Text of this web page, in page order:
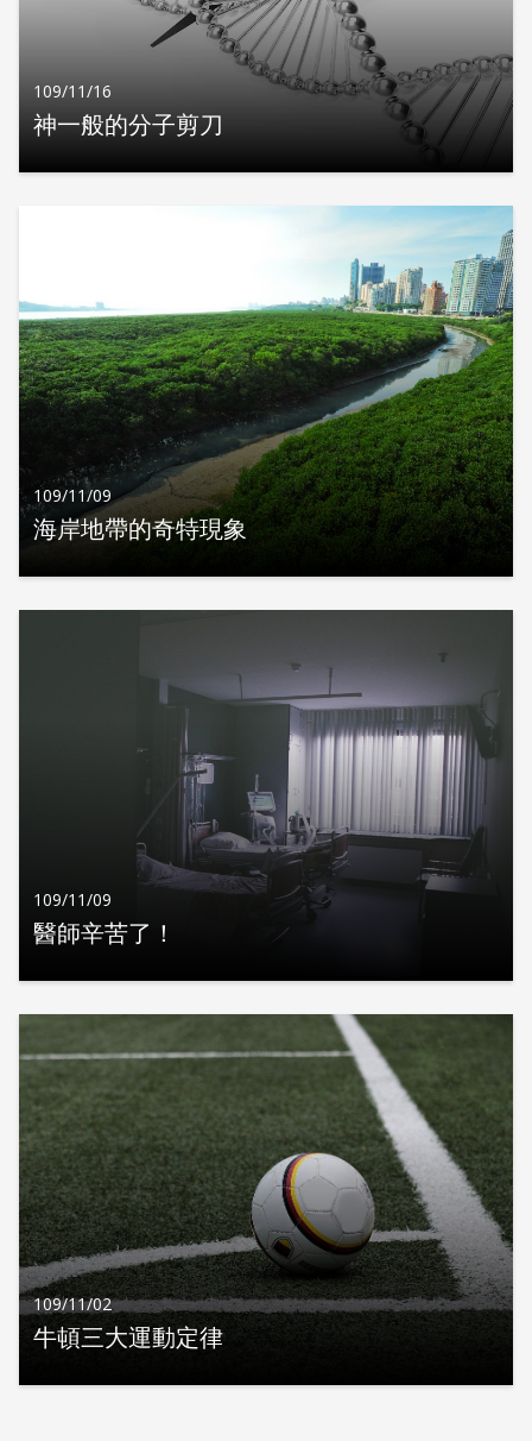
109/11/16
神一般的分子剪刀
109/11/09
海岸地帶的奇特現象
109/11/09
醫師辛苦了！
109/11/02
牛頓三大運動定律